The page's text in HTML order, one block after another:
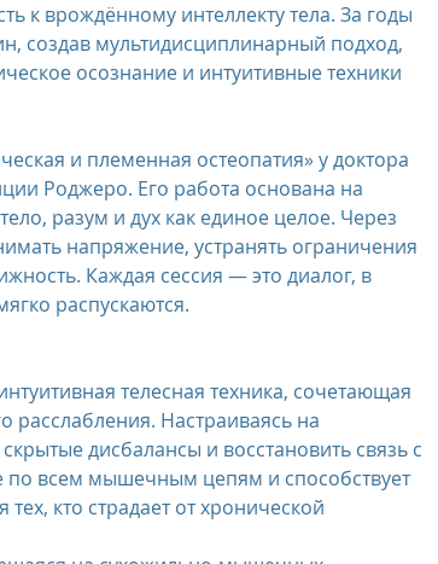
к врождённому интеллекту тела. За годы
создав мультидисциплинарный подход,
осознание и интуитивные техники
и племенная остеопатия» у доктора
Роджеро. Его работа основана на
разум и дух как единое целое. Через
напряжение, устранять ограничения
Каждая сессия — это диалог, в
распускаются.
телесная техника, сочетающая
Настраиваясь на
дисбалансы и восстановить связь с
всем мышечным цепям и способствует
кто страдает от хронической